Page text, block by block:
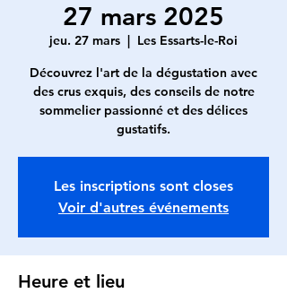
27 mars 2025
jeu. 27 mars
  |
Les Essarts-le-Roi
Découvrez l'art de la dégustation avec
des crus exquis, des conseils de notre
sommelier passionné et des délices
Les inscriptions sont closes
Voir d'autres événements
Heure et lieu